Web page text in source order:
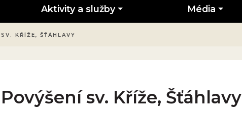
Aktivity a služby Média
KŘÍŽE, ŠŤÁHLAVY
sv. Kříže, Šťáhlavy